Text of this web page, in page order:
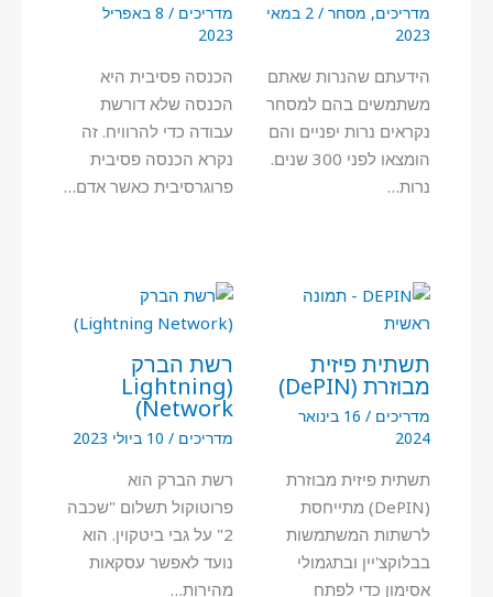
מדריכים, מסחר /
2 במאי
2023
הידעתם שהנרות שאתם
משתמשים בהם למסחר
נקראים נרות יפניים והם
הומצאו לפני 300 שנים.
נרות…
מדריכים /
8 באפריל
2023
הכנסה פסיבית היא
הכנסה שלא דורשת
עבודה כדי להרוויח. זה
נקרא הכנסה פסיבית
פרוגרסיבית כאשר אדם…
תשתית פיזית
מבוזרת (DePIN)
מדריכים /
16 בינואר
2024
תשתית פיזית מבוזרת
(DePIN) מתייחסת
לרשתות המשתמשות
בבלוקצ'יין ובתגמולי
אסימון כדי לפתח
רשת הברק
(Lightning
Network)
מדריכים / 10 ביולי 2023
רשת הברק הוא
פרוטוקול תשלום "שכבה
2" על גבי ביטקוין. הוא
נועד לאפשר עסקאות
מהירות…